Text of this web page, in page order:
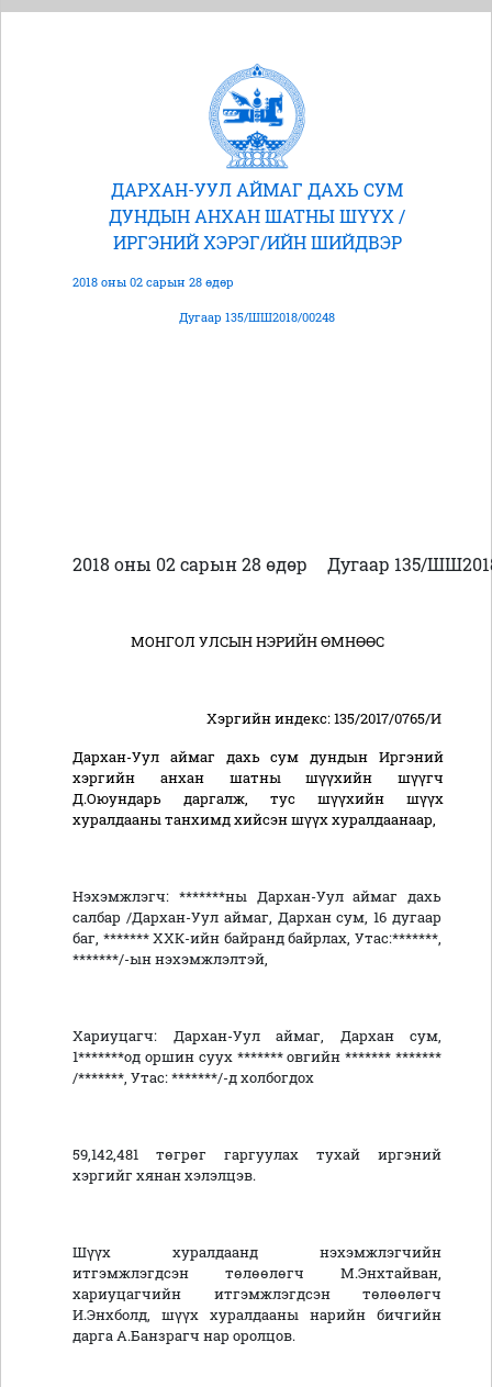
ДАРХАН-УУЛ АЙМАГ ДАХЬ СУМ
ДУНДЫН АНХАН ШАТНЫ ШҮҮХ /
ИРГЭНИЙ ХЭРЭГ/ИЙН ШИЙДВЭР
2018 оны 02 сарын 28 өдөр
Дугаар 135/ШШ2018/00248
2018 оны 02 сарын 28 өдөр Дугаар 135/
МОНГОЛ УЛСЫН НЭРИЙН ӨМНӨӨС
Хэргийн индекс:135/2017/0765/И
Дархан-Уул аймаг дахьсум дундынИргэний
хэргийн анхан шатны
шүүхийн шүүгч
Д.Оюундарьдаргалж, тус шүүхийн шүүх
хуралдааны танхимд хийсэн шүүх хуралдаанаар,
Нэхэмжлэгч: *******ны Дархан-Уул аймаг дахь
салбар /Дархан-Уул аймаг, Дархан сум, 16 дугаар
баг, ******* ХХК-ийн байранд байрлах, Утас:*******,
*******/-ын нэхэмжлэлтэй,
Хариуцагч: Дархан-Уул аймаг, Дархан сум,
1*******од оршин суух ******* овгийн ******* *******
/*******, Утас: *******/-д холбогдох
59,142,481 төгрөг гаргуулах тухай иргэний
хэргийг хянан хэлэлцэв.
Шүүх хуралдаанд нэхэмжлэгчийн
итгэмжлэгдсэн төлөөлөгч М.Энхтайван,
хариуцагчийн итгэмжлэгдсэн төлөөлөгч
И.Энхболд, шүүх хуралдааны нарийн бичгийн
дарга А.Банзрагч нар оролцов.